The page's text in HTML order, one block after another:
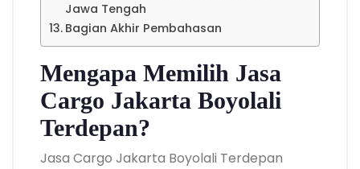
Jawa Tengah
Bagian Akhir Pembahasan
Mengapa Memilih Jasa
Cargo Jakarta Boyolali
Terdepan?
Jasa Cargo Jakarta Boyolali Terdepan